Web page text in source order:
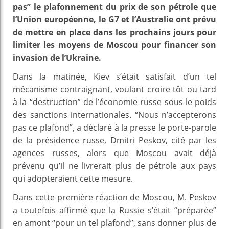
pas” le plafonnement du prix de son pétrole que
l’Union européenne, le G7 et l’Australie ont prévu
de mettre en place dans les prochains jours pour
limiter les moyens de Moscou pour financer son
invasion de l’Ukraine.
Dans la matinée, Kiev s’était satisfait d’un tel
mécanisme contraignant, voulant croire tôt ou tard
à la “destruction” de l’économie russe sous le poids
des sanctions internationales. “Nous n’accepterons
pas ce plafond”, a déclaré à la presse le porte-parole
de la présidence russe, Dmitri Peskov, cité par les
agences russes, alors que Moscou avait déjà
prévenu qu’il ne livrerait plus de pétrole aux pays
qui adopteraient cette mesure.
Dans cette première réaction de Moscou, M. Peskov
a toutefois affirmé que la Russie s’était “préparée”
en amont “pour un tel plafond”, sans donner plus de